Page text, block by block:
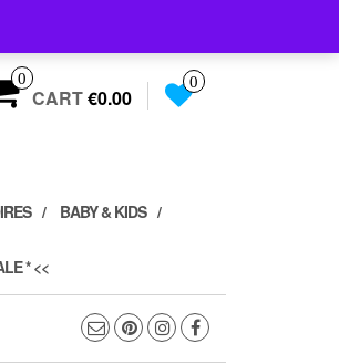
0
CART€0.00
0
BABY & KIDS
* <<